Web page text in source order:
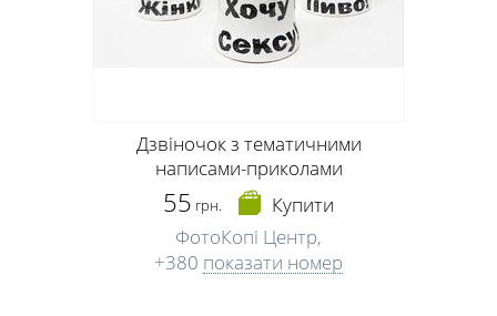
Дзвіночок з тематичними
написами-приколами
55 грн.
Купити
ФотоКопі Центр,
+380 показати номер